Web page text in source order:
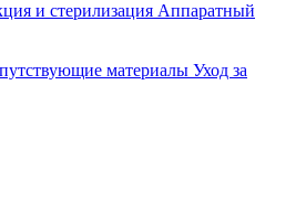
и стерилизация Аппаратный
материалы Уход за